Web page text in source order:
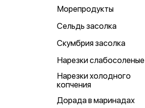
Морепродукты
Сельдь засолка
Скумбрия засолка
Нарезки слабосоленые
Нарезки холодного
копчения
Дорада в маринадах